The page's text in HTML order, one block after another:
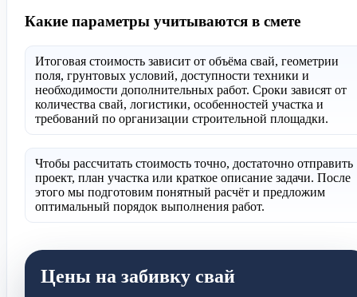
Какие параметры учитываются в смете
Итоговая стоимость зависит от объёма свай, геометрии
поля, грунтовых условий, доступности техники и
необходимости дополнительных работ. Сроки зависят от
количества свай, логистики, особенностей участка и
требований по организации строительной площадки.
Чтобы рассчитать стоимость точно, достаточно отправить
проект, план участка или краткое описание задачи. После
этого мы подготовим понятный расчёт и предложим
оптимальный порядок выполнения работ.
Цены на забивку свай